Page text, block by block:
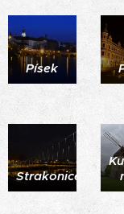
Písek
Strakonice